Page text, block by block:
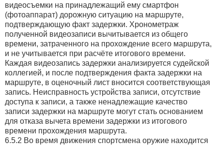
видеосъемки на принадлежащий ему смартфон
(фотоаппарат) дорожную ситуацию на маршруте,
подтверждающую факт задержки. Хронометраж
полученной видеозаписи вычитывается из общего
времени, затраченного на прохождение всего маршрута,
и не учитывается при расчёте итогового времени.
Каждая видеозапись задержки анализируется судейской
коллегией, и после подтверждения факта задержки на
маршруте, в оценочный лист вносится соответствующая
запись. Неисправность устройства записи, отсутствие
доступа к записи, а также ненадлежащие качество
записи задержки на маршруте могут стать основанием
для отказа вычета времени задержки из итогового
времени прохождения маршрута.
6.5.2 Во время движения спортсмена оружие находится